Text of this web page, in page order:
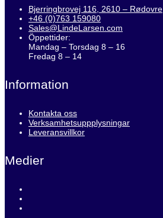
Bjerringbrovej 116, 2610 – Rødovre
+46 (0)763 159080
Sales@LindeLarsen.com
Öppettider:
Mandag – Torsdag 8 – 16
Fredag 8 – 14
Information
Kontakta oss
Verksamhetsuppplysningar
Leveransvillkor
Medier